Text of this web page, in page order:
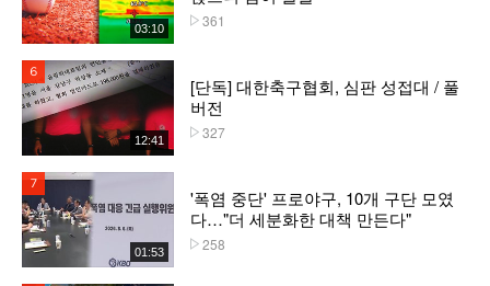
03:10 361
12:41
[단독] 대한축구협회, 심판 성접대 / 풀
버전
327
01:53
'폭염 중단' 프로야구, 10개 구단 모였
다…"더 세분화한 대책 만든다"
258